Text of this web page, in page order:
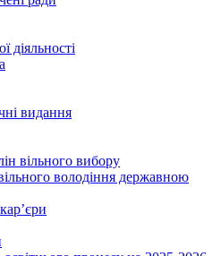
діяльності
видання
вільного вибору
володіння державною